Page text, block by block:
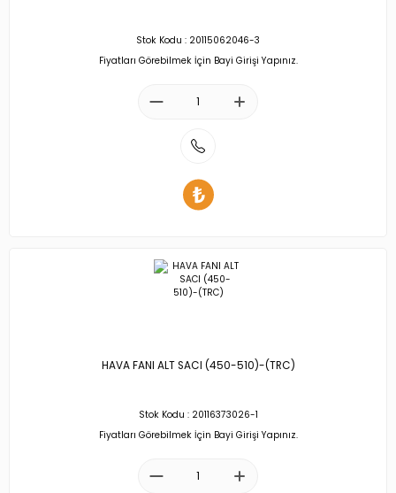
Stok Kodu : 20115062046-3
Fiyatları Görebilmek İçin Bayi Girişi Yapınız.
HAVA FANI ALT SACI (450-510)-(TRC)
Stok Kodu : 20116373026-1
Fiyatları Görebilmek İçin Bayi Girişi Yapınız.